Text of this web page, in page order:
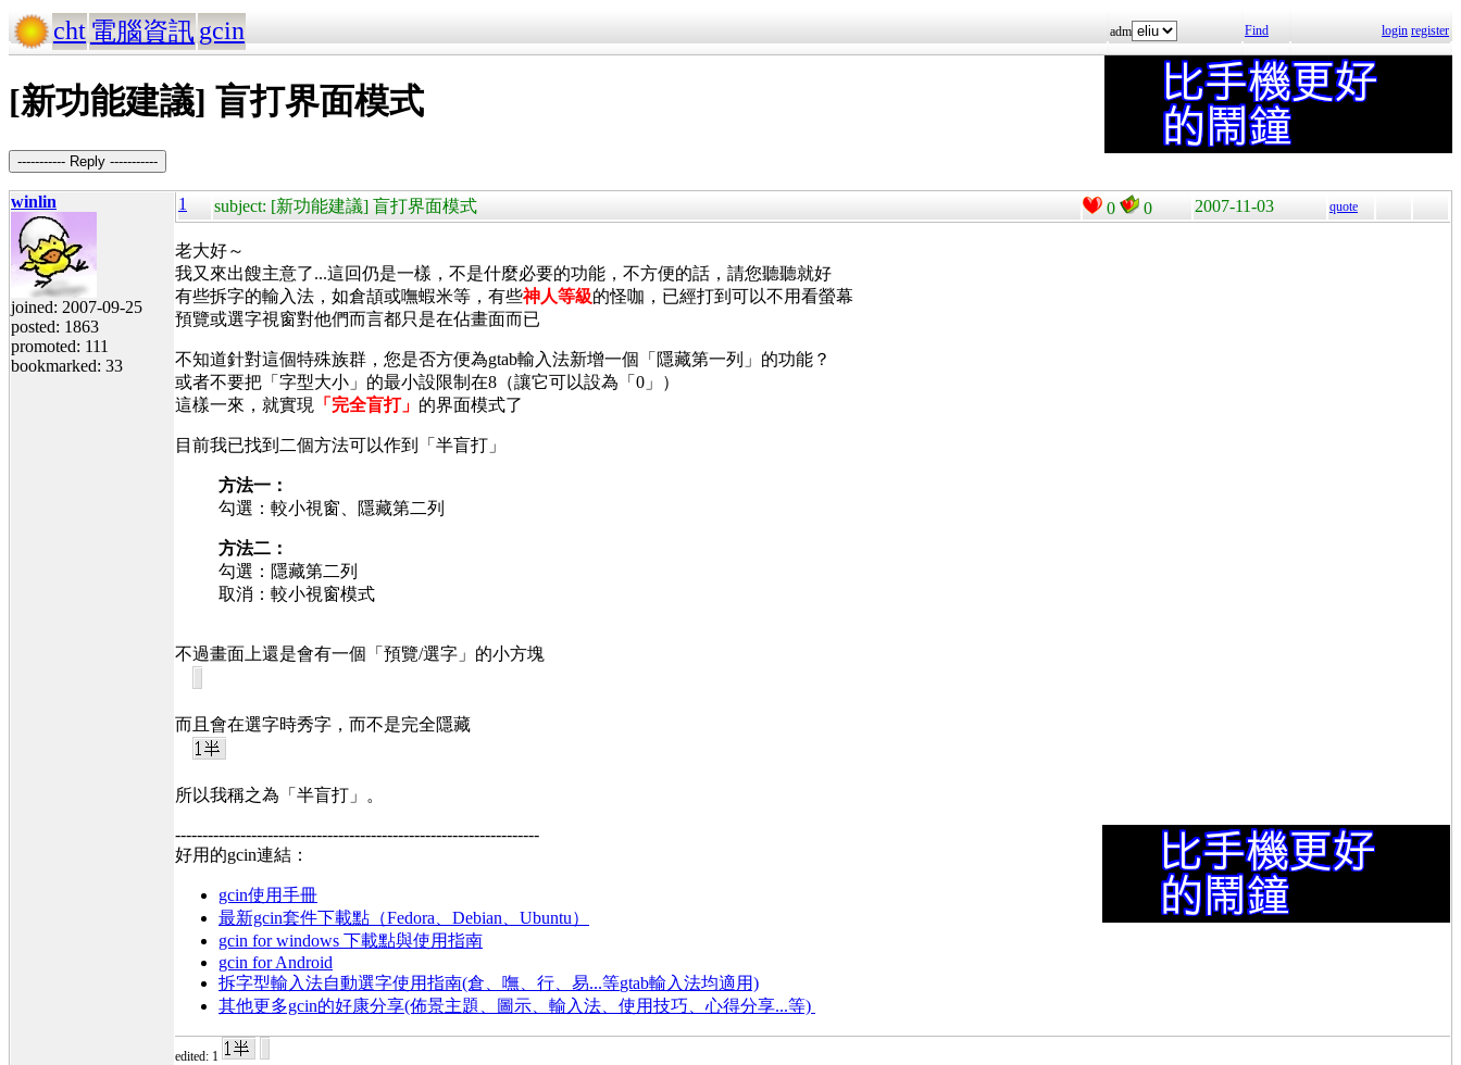
cht 電腦資訊 gcin adm Find login register
[新功能建議] 盲打界面模式
----------- Reply -----------
winlin
joined: 2007-09-25
posted: 1863
promoted: 111
bookmarked: 33
1 subject: [新功能建議] 盲打界面模式 0 0 2007-11-03 quote
老大好～
我又來出餿主意了...這回仍是一樣，不是什麼必要的功能，不方便的話，請您聽聽就好
有些拆字的輸入法，如倉頡或嘸蝦米等，有些神人等級的怪咖，已經打到可以不用看螢幕
預覽或選字視窗對他們而言都只是在佔畫面而已
不知道針對這個特殊族群，您是否方便為gtab輸入法新增一個「隱藏第一列」的功能？
或者不要把「字型大小」的最小設限制在8（讓它可以設為「0」）
這樣一來，就實現
「完全盲打」 的界面模式了
目前我已找到二個方法可以作到「半盲打」
方法一：
勾選：較小視窗、隱藏第二列
方法二：
勾選：隱藏第二列
取消：較小視窗模式
不過畫面上還是會有一個「預覽/選字」的小方塊
而且會在選字時秀字，而不是完全隱藏
所以我稱之為「半盲打」。
-------------------------------------------------------------------
好用的gcin連結：
gcin使用手冊
最新gcin套件下載點（Fedora、Debian、Ubuntu）
gcin for windows 下載點與使用指南
gcin for Android
拆字型輸入法自動選字使用指南(倉、嘸、行、易...等gtab輸入法均適用)
其他更多gcin的好康分享(佈景主題、圖示、輸入法、使用技巧、心得分享...等)
edited: 1